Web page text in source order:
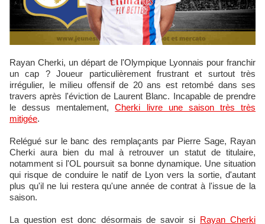
Rayan Cherki, un départ de l'Olympique Lyonnais pour franchir
un cap ? Joueur particulièrement frustrant et surtout très
irrégulier, le milieu offensif de 20 ans est retombé dans ses
travers après l'éviction de Laurent Blanc. Incapable de prendre
le dessus mentalement,Cherki livre une saison très très
mitigée.
Relégué sur le banc des remplaçants par Pierre Sage, Rayan
Cherki aura bien du mal à retrouver un statut de titulaire,
notamment si l'OL poursuit sa bonne dynamique. Une situation
qui risque de conduire le natif de Lyon vers la sortie, d'autant
plus qu'il ne lui restera qu'une année de contrat à l'issue de la
saison.
La question est donc désormais de savoir si Rayan Cherki